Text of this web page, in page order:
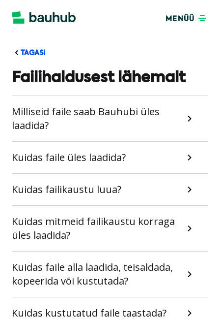
MENÜÜ
TAGASI
Failihaldusest lähemalt
Milliseid faile saab Bauhubi üles
laadida?
Kuidas faile üles laadida?
Kuidas failikaustu luua?
Kuidas mitmeid failikaustu korraga
üles laadida?
Kuidas faile alla laadida, teisaldada,
kopeerida või kustutada?
Kuidas kustutatud faile taastada?